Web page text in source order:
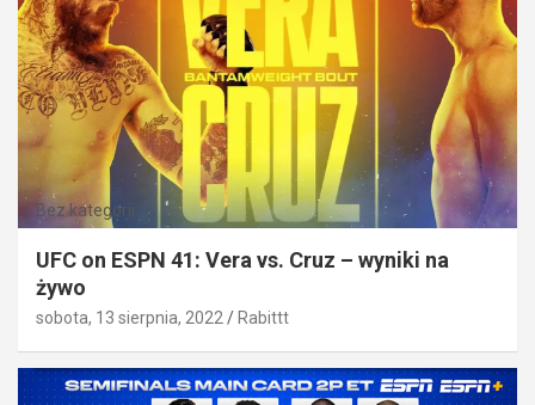
Bez kategorii
UFC on ESPN 41: Vera vs. Cruz – wyniki na
żywo
sobota, 13 sierpnia, 2022 Rabittt